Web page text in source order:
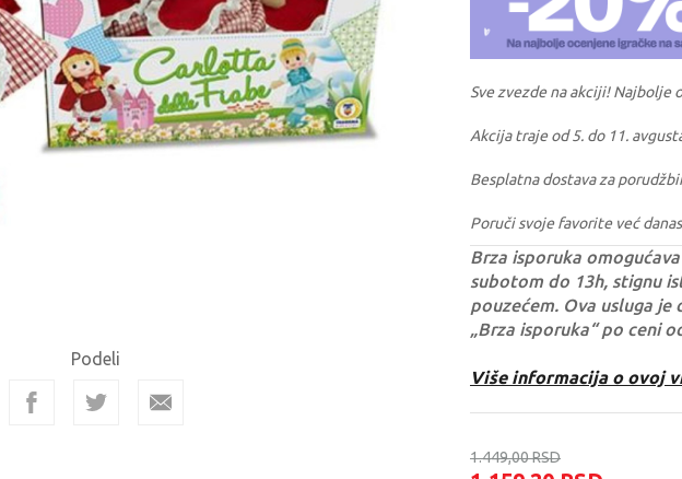
Podeli
Sve zvezde na akciji! Najbolje
Akcija traje od 5. do 11.
Besplatna dostava za
Poruči svoje favorite već
Brza isporuka
subotom do 13h, stignu
pouzećem. Ova usluga
„Brza isporuka“ po ceni
Više informacija o ovoj
1.449,00RSD